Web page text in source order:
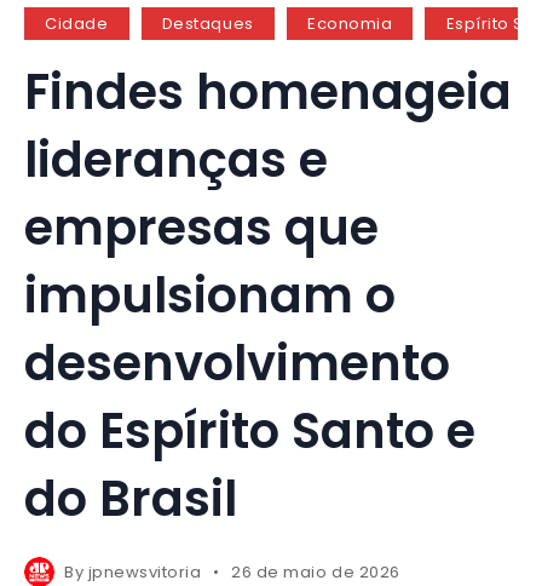
Cidade Destaques Economia Espírito
Findes homenageia
lideranças e
empresas que
impulsionam o
desenvolvimento
do Espírito Santo e
do Brasil
By jpnewsvitoria 26 de maio de 2026